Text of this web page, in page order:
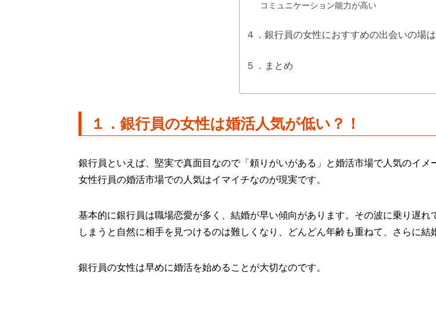
コミュニケーション能力が高い
４．銀行員の女性におすすめの出会いの場は
５．まとめ
１．銀行員の女性は婚活人気が低い？！
銀行員といえば、堅実で真面目なので「頼りがいがある」と婚活市場で人気のイ
女性行員の婚活市場での人気はイマイチなのが現実です。
基本的に銀行員は職場恋愛が多く、結婚が早い傾向があります。その波に乗り遅
しまうと自然に相手を見つけるのは難しくなり、どんどん年齢も重ねて、さらに結
銀行員の女性は早めに婚活を始めることが大切なのです。